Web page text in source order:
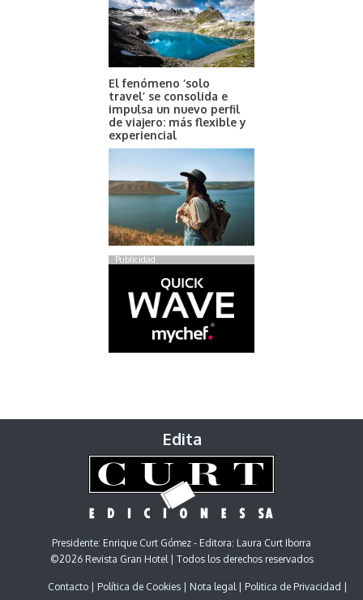
El fenómeno ‘solo
travel’ se consolida e
impulsa un nuevo perfil
de viajero: más flexible y
experiencial
Publicidad
Edita
Presidente: Enrique Curt Gómez - Editora: Laura Curt Iborra
©2026 Revista Gran Hotel | Todos los derechos reservados
Contacto Política de Cookies Nota legal Politica de Privacidad